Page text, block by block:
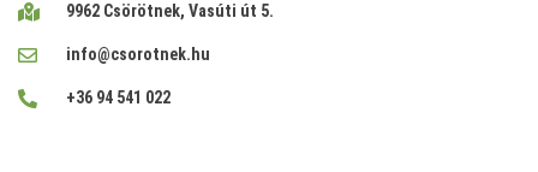
9962 Csörötnek, Vasúti út 5.
info@csorotnek.hu
+36 94 541 022